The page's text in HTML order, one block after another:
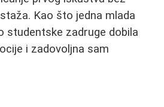
Kao što jedna mlada
studentske zadruge dobila
i zadovoljna sam